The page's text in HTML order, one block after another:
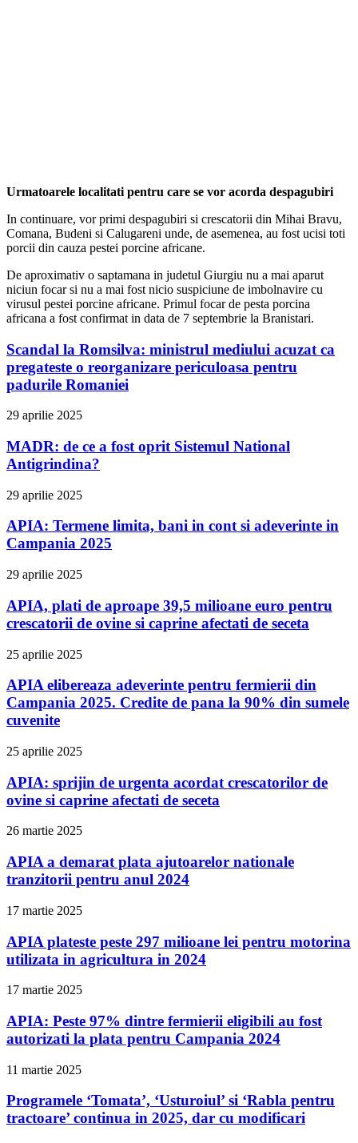
Urmatoarele localitati pentru care se vor acorda despagubiri
In continuare, vor primi despagubiri si crescatorii din Mihai Bravu,
Comana, Budeni si Calugareni unde, de asemenea, au fost ucisi toti
porcii din cauza pestei porcine africane.
De aproximativ o saptamana in judetul Giurgiu nu a mai aparut
niciun focar si nu a mai fost nicio suspiciune de imbolnavire cu
virusul pestei porcine africane. Primul focar de pesta porcina
africana a fost confirmat in data de 7 septembrie la Branistari.
Scandal la Romsilva: ministrul mediului acuzat ca
pregateste o reorganizare periculoasa pentru
padurile Romaniei
29 aprilie 2025
MADR: de ce a fost oprit Sistemul National
Antigrindina?
29 aprilie 2025
APIA: Termene limita, bani in cont si adeverinte in
Campania 2025
29 aprilie 2025
APIA, plati de aproape 39,5 milioane euro pentru
crescatorii de ovine si caprine afectati de seceta
25 aprilie 2025
APIA elibereaza adeverinte pentru fermierii din
Campania 2025. Credite de pana la 90% din sumele
cuvenite
25 aprilie 2025
APIA: sprijin de urgenta acordat crescatorilor de
ovine si caprine afectati de seceta
26 martie 2025
APIA a demarat plata ajutoarelor nationale
tranzitorii pentru anul 2024
17 martie 2025
APIA plateste peste 297 milioane lei pentru motorina
utilizata in agricultura in 2024
17 martie 2025
APIA: Peste 97% dintre fermierii eligibili au fost
autorizati la plata pentru Campania 2024
11 martie 2025
Programele ‘Tomata’, ‘Usturoiul’ si ‘Rabla pentru
tractoare’ continua in 2025, dar cu modificari